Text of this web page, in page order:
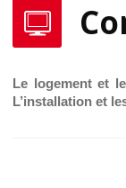
Le logement et
L’installation et